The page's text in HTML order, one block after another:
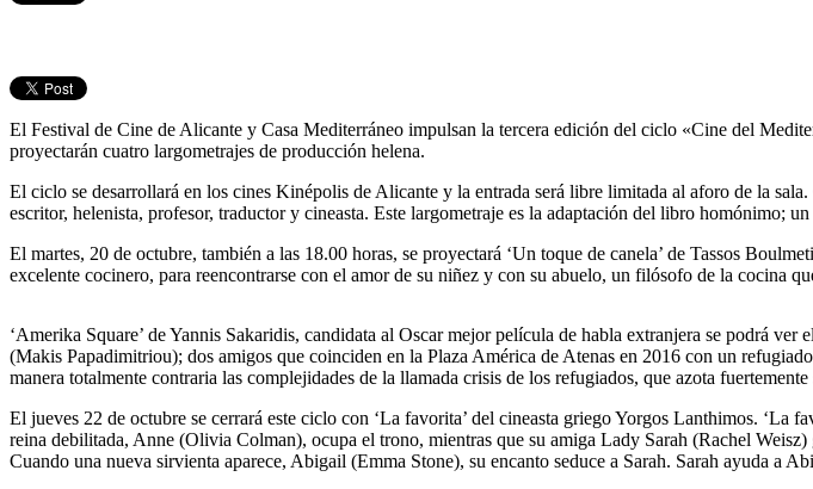
El Festival de Cine de Alicante y Casa Mediterráneo impulsan la tercera edición del ciclo «Cine del
proyectarán cuatro largometrajes de producción helena.
El ciclo se desarrollará en los cines Kinépolis de Alicante y la entrada será libre limitada al aforo de la
escritor, helenista, profesor, traductor y cineasta. Este largometraje es la adaptación del libro homónimo;
El martes, 20 de octubre, también a las 18.00 horas, se proyectará ‘Un toque de canela’ de Tassos
excelente cocinero, para reencontrarse con el amor de su niñez y con su abuelo, un filósofo de la cocina
‘Amerika Square’ de Yannis Sakaridis, candidata al Oscar mejor película de habla extranjera se podrá
(Makis Papadimitriou); dos amigos que coinciden en la Plaza América de Atenas en 2016 con un
manera totalmente contraria las complejidades de la llamada crisis de los refugiados, que azota
El jueves 22 de octubre se cerrará este ciclo con ‘La favorita’ del cineasta griego Yorgos Lanthimos.
reina debilitada, Anne (Olivia Colman), ocupa el trono, mientras que su amiga Lady Sarah (Rachel
Cuando una nueva sirvienta aparece, Abigail (Emma Stone), su encanto seduce a Sarah. Sarah ayuda a